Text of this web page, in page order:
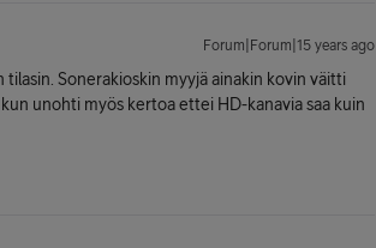
Forum|Forum|15 years ago
Sonerakioskin myyjä ainakin kovin väitti
unohti myös kertoa ettei HD-kanavia saa kuin